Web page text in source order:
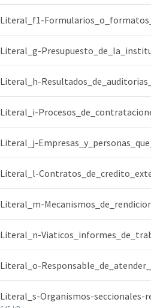
Literal_f1-
Literal_g-
Literal_h-
Literal_i-
Literal_j-
Literal_l-
Literal_m-
Literal_n-
Literal_o-
Literal_s-Organismos-seccionales-